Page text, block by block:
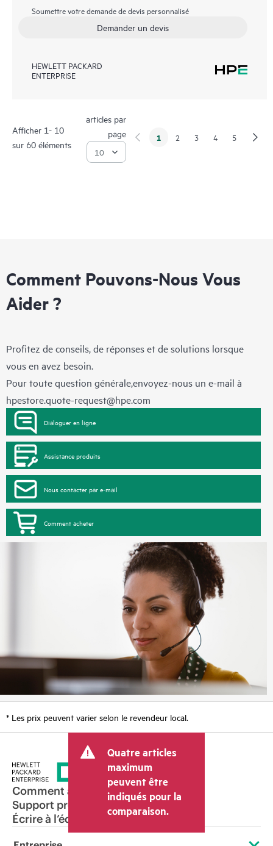
Soumettre votre demande de devis personnalisé
Demander un devis
HEWLETT PACKARD
ENTERPRISE
Afficher 1- 10
sur 60 éléments
articles par
page
1 2 3 4 5
Comment Pouvons-Nous Vous
Aider ?
Profitez de conseils, de réponses et de solutions lorsque
vous en avez besoin.
Pour toute question générale,envoyez-nous un e-mail à
hpestore.quote-request@hpe.com
Dialoguer en ligne
Assistance produits
Nous contacter par e-mail
Comment acheter
* Les prix peuvent varier selon le revendeur local.
Quatre articles
maximum
peuvent être
indiqués pour la
comparaison.
Comment acheter
Support produit
Écrire à l’équipe commerciale